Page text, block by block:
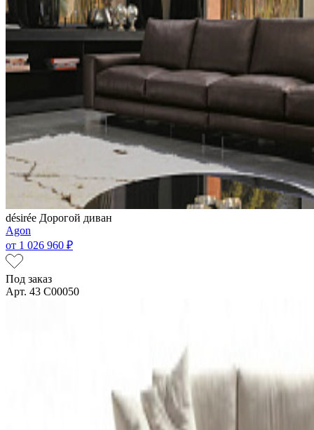
désirée Дорогой диван
Agon
от 1 026 960 ₽
Под заказ
Арт. 43 C00050